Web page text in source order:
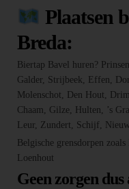
Plaatsen
Breda:
Biertap Bavel huren?
Galder, Strijbeek, Effen,
Molenschot, Den Hout,
Chaam, Gilze, Hulten, ’s
Leur, Zundert, Schijf,
Belgische grensdorpen
Loenhout
Geen zorgen